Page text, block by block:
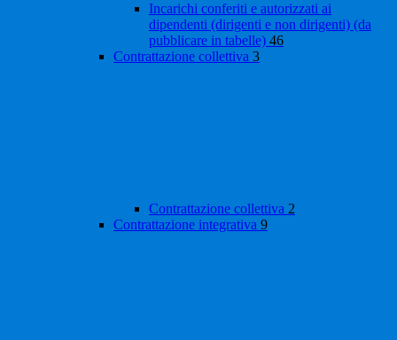
Incarichi conferiti e autorizzati ai
dipendenti (dirigenti e non dirigenti) (da
pubblicare in tabelle) 46
Contrattazione collettiva 3
Contrattazione collettiva 2
Contrattazione integrativa 9